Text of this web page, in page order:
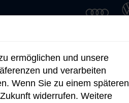
ermöglichen und unsere
und verarbeiten
Wenn Sie zu einem späteren
widerrufen. Weitere